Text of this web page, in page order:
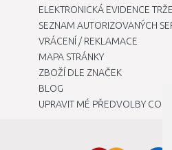
ELEKTRONICKÁ EVIDENCE
SEZNAM AUTORIZOVANÝCH
VRÁCENÍ / REKLAMACE
MAPA STRÁNKY
ZBOŽÍ DLE ZNAČEK
BLOG
UPRAVIT MÉ PŘEDVOLBY